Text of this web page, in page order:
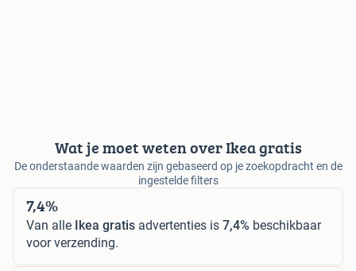
Wat je moet weten over Ikea gratis
De onderstaande waarden zijn gebaseerd op je zoekopdracht en de
ingestelde filters
7,4%
Van alle Ikea gratis advertenties is 7,4% beschikbaar
voor verzending.